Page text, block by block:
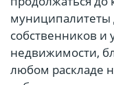
муниципалитеты
собственников и
недвижимости,
любом раскладе